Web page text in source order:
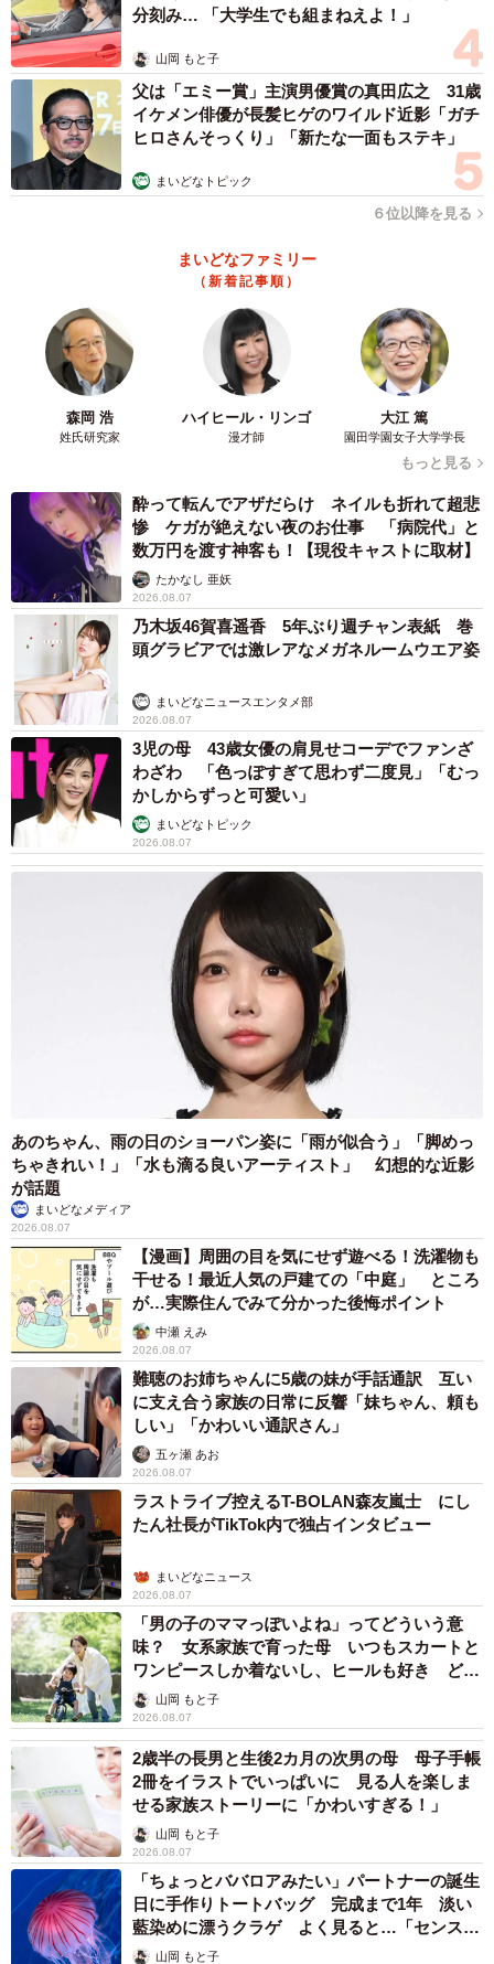
鞄や服と合わせにくいのでぬいぐるみは持っていません。
黒だとキーホルダーとしても部屋の飾りとしても結構使え
るし、周りと馴染むので複数買ってしまいました。落ち着
きのある色合いなのでたくさん揃えてファミリーのように
して楽しんでいます！」
ーーもし今回のような税関でのやり取りがあるとすれば次
うかなと思っています」
トルクメニスタンの税関で、これは何？と聞かれたので
「Japanese famous monster」で乗り切った。
— mackee61.8😒🍣 (@magic_mackee) September 12, 2025
分刻み… 「大学生でも組まねえよ！」
山岡 もと子
父は「エミー賞」主演男優賞の真田広之 31歳
イケメン俳優が長髪ヒゲのワイルド近影「ガチ
ヒロさんそっくり」「新たな一面もステキ」
まいどなトピック
６位以降を見る
まいどなファミリー
（新着記事順）
森岡 浩
姓氏研究家
ハイヒール・リンゴ
漫才師
大江 篤
園田学園女子大学学長
もっと見る
酔って転んでアザだらけ ネイルも折れて超悲
惨 ケガが絶えない夜のお仕事 「病院代」と
数万円を渡す神客も！【現役キャストに取材】
たかなし 亜妖
2026.08.07
乃木坂46賀喜遥香 5年ぶり週チャン表紙 巻
頭グラビアでは激レアなメガネルームウエア姿
まいどなニュースエンタメ部
2026.08.07
3児の母 43歳女優の肩見せコーデでファンざ
わざわ 「色っぽすぎて思わず二度見」「むっ
かしからずっと可愛い」
まいどなトピック
2026.08.07
あのちゃん、雨の日のショーパン姿に「雨が似合う」「脚めっ
ちゃきれい！」「水も滴る良いアーティスト」 幻想的な近影
が話題
まいどなメディア
2026.08.07
【漫画】周囲の目を気にせず遊べる！洗濯物も
干せる！最近人気の戸建ての「中庭」 ところ
が…実際住んでみて分かった後悔ポイント
中瀬 えみ
2026.08.07
難聴のお姉ちゃんに5歳の妹が手話通訳 互い
に支え合う家族の日常に反響「妹ちゃん、頼も
しい」「かわいい通訳さん」
五ヶ瀬 あお
2026.08.07
ラストライブ控えるT-BOLAN森友嵐士 にし
たん社長がTikTok内で独占インタビュー
まいどなニュース
2026.08.07
「男の子のママっぽいよね」ってどういう意
味？ 女系家族で育った母 いつもスカートと
ワンピースしか着ないし、ヒールも好き どの
へんが…
山岡 もと子
2026.08.07
2歳半の長男と生後2カ月の次男の母 母子手帳
2冊をイラストでいっぱいに 見る人を楽しま
せる家族ストーリーに「かわいすぎる！」
山岡 もと子
2026.08.07
「ちょっとババロアみたい」パートナーの誕生
日に手作りトートバッグ 完成まで1年 淡い
藍染めに漂うクラゲ よく見ると…「センスす
ごい」山岡 もと子